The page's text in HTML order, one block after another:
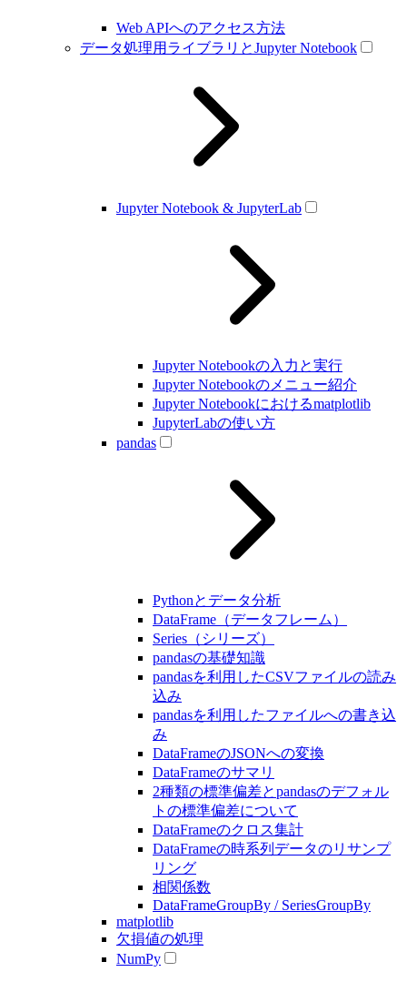
Web APIへのアクセス方法
データ処理用ライブラリとJupyter Notebook
Jupyter Notebook & JupyterLab
Jupyter Notebookの入力と実行
Jupyter Notebookのメニュー紹介
Jupyter Notebookにおけるmatplotlib
JupyterLabの使い方
pandas
Pythonとデータ分析
DataFrame（データフレーム）
Series（シリーズ）
pandasの基礎知識
pandasを利用したCSVファイルの読み
込み
pandasを利用したファイルへの書き込
み
DataFrameのJSONへの変換
DataFrameのサマリ
2種類の標準偏差とpandasのデフォル
トの標準偏差について
DataFrameのクロス集計
DataFrameの時系列データのリサンプ
リング
相関係数
DataFrameGroupBy / SeriesGroupBy
matplotlib
欠損値の処理
NumPy